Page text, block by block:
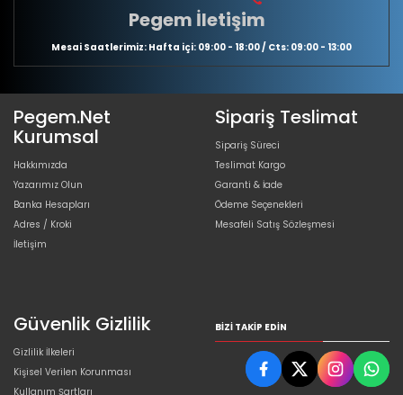
Pegem İletişim
Mesai Saatlerimiz: Hafta içi: 09:00 - 18:00 / Cts: 09:00 - 13:00
Pegem.Net
Kurumsal
Hakkımızda
Yazarımız Olun
Banka Hesapları
Adres / Kroki
İletişim
Sipariş Teslimat
Sipariş Süreci
Teslimat Kargo
Garanti & İade
Ödeme Seçenekleri
Mesafeli Satış Sözleşmesi
Güvenlik Gizlilik
Gizlilik İlkeleri
Kişisel Verilen Korunması
Kullanım Şartları
BIZI TAKIP EDIN